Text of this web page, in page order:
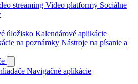
streaming Video platformy Sociálne
úložisko Kalendárové aplikácie
na poznámky Nástroje na písanie a
Navigačné aplikácie